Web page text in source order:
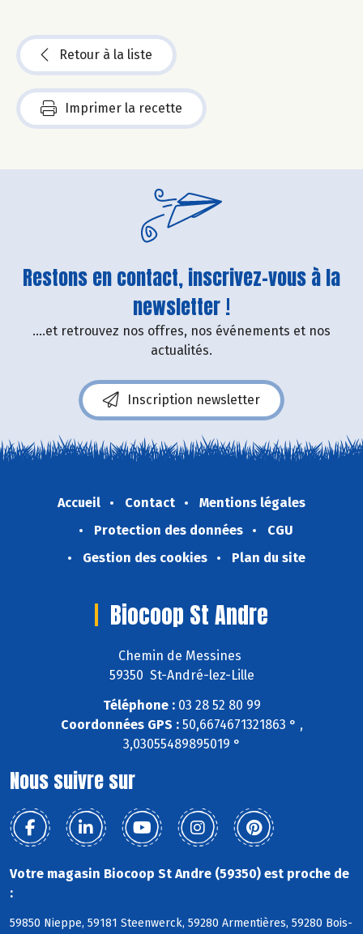
Retour à la liste
Imprimer la recette
Restons en contact, inscrivez-vous à la
newsletter !
....et retrouvez nos offres, nos événements et nos
actualités.
Inscription newsletter
Accueil Contact
Mentions légales
Protection des données
CGU
Gestion des cookies
Plan du site
Biocoop St Andre
Chemin de Messines
59350 St-André-lez-Lille
Téléphone :03 28 52 80 99
Coordonnées GPS :50,6674671321863 ° ,
3,03055489895019 °
Nous suivre sur
Votre magasin Biocoop St Andre (59350) est proche de
:
59850 Nieppe, 59181 Steenwerck, 59280 Armentières, 59280 Bois-